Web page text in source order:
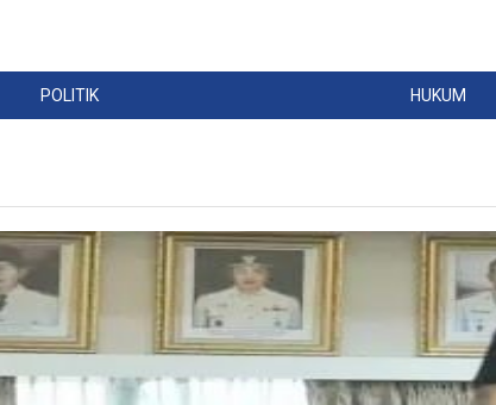
POLITIK HUKUM